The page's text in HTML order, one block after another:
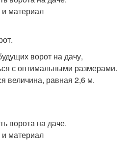
ворот на дачу,
с оптимальными размерами.
величина, равная 2,6 м.